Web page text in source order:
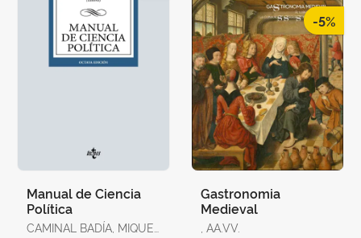
Manual de Ciencia
Política
CAMINAL BADÍA, MIQUEL
-5%
Gastronomia
Medieval
, AA.VV.